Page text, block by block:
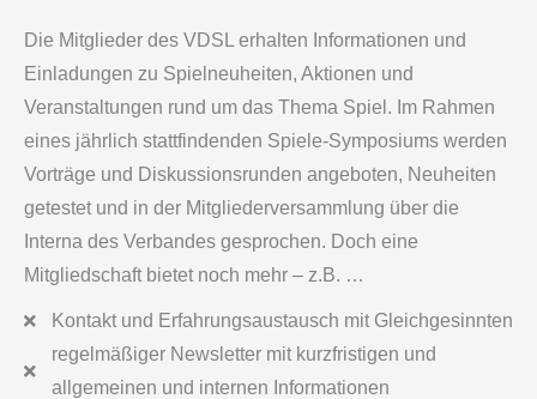
Die Mitglieder des VDSL erhalten Informationen und
Einladungen zu Spielneuheiten, Aktionen und
Veranstaltungen rund um das Thema Spiel. Im Rahmen
eines jährlich stattfindenden Spiele-Symposiums werden
Vorträge und Diskussionsrunden angeboten, Neuheiten
getestet und in der Mitgliederversammlung über die
Interna des Verbandes gesprochen. Doch eine
Mitgliedschaft bietet noch mehr – z.B. …
Kontakt und Erfahrungsaustausch mit Gleichgesinnten
regelmäßiger Newsletter mit kurzfristigen und
allgemeinen und internen Informationen